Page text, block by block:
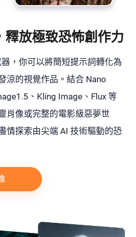
釋放極致恐怖創作力
，你可以將簡短提示詞轉化為
涼的視覺作品。結合 Nano
、Kling Image、Flux 等
肖像或完整的電影級惡夢世
情探索由尖端 AI 技術驅動的恐